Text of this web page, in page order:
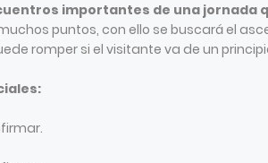
importantes de una jornada
puntos, con ello se buscará el
romper si el visitante va de un